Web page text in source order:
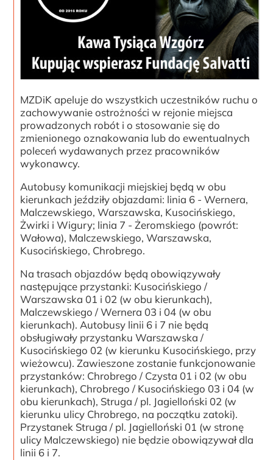
MZDiK apeluje do wszystkich uczestników ruchu o
zachowywanie ostrożności w rejonie miejsca
prowadzonych robót i o stosowanie się do
zmienionego oznakowania lub do ewentualnych
poleceń wydawanych przez pracowników
wykonawcy.
Autobusy komunikacji miejskiej będą w obu
kierunkach jeździły objazdami: linia 6 - Wernera,
Malczewskiego, Warszawska, Kusocińskiego,
Żwirki i Wigury; linia 7 - Żeromskiego (powrót:
Wałowa), Malczewskiego, Warszawska,
Kusocińskiego, Chrobrego.
Na trasach objazdów będą obowiązywały
następujące przystanki: Kusocińskiego /
Warszawska 01 i 02 (w obu kierunkach),
Malczewskiego / Wernera 03 i 04 (w obu
kierunkach). Autobusy linii 6 i 7 nie będą
obsługiwały przystanku Warszawska /
Kusocińskiego 02 (w kierunku Kusocińskiego, przy
wieżowcu). Zawieszone zostanie funkcjonowanie
przystanków: Chrobrego / Czysta 01 i 02 (w obu
kierunkach), Chrobrego / Kusocińskiego 03 i 04 (w
obu kierunkach), Struga / pl. Jagielloński 02 (w
kierunku ulicy Chrobrego, na początku zatoki).
Przystanek Struga / pl. Jagielloński 01 (w stronę
ulicy Malczewskiego) nie będzie obowiązywał dla
linii 6 i 7.